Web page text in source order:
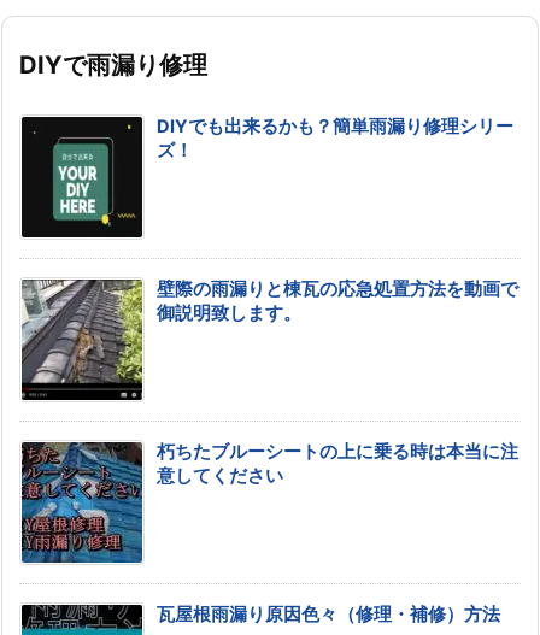
DIYで雨漏り修理
DIYでも出来るかも？簡単雨漏り修理シリー
ズ！
壁際の雨漏りと棟瓦の応急処置方法を動画で
御説明致します。
朽ちたブルーシートの上に乗る時は本当に注
意してください
瓦屋根雨漏り原因色々（修理・補修）方法